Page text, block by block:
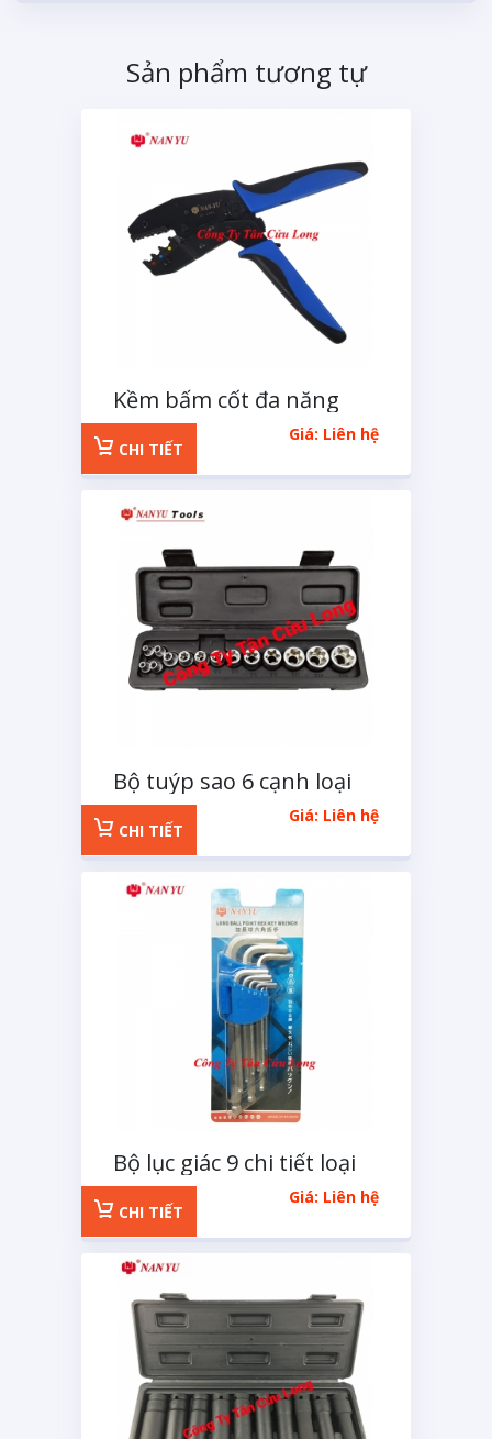
Sản phẩm tương tự
Kềm bấm cốt đa năng
loại lớn
Giá: Liên hệ
CHI TIẾT
Bộ tuýp sao 6 cạnh loại
tuýp E 14 chi tiết
Giá: Liên hệ
CHI TIẾT
Bộ lục giác 9 chi tiết loại
ngắn
Giá: Liên hệ
CHI TIẾT